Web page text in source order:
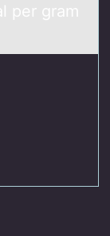
per grаm